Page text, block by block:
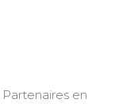
en